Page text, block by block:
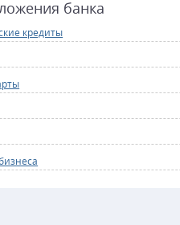
банка
кредиты